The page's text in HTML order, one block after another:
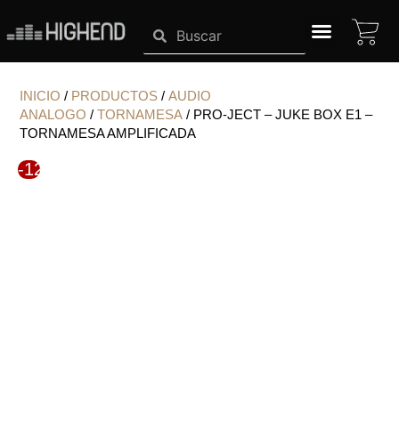
contenido
INICIO / PRODUCTOS / AUDIO
ANALOGO / TORNAMESA / PRO-JECT – JUKE BOX E1 –
TORNAMESA AMPLIFICADA
-12%